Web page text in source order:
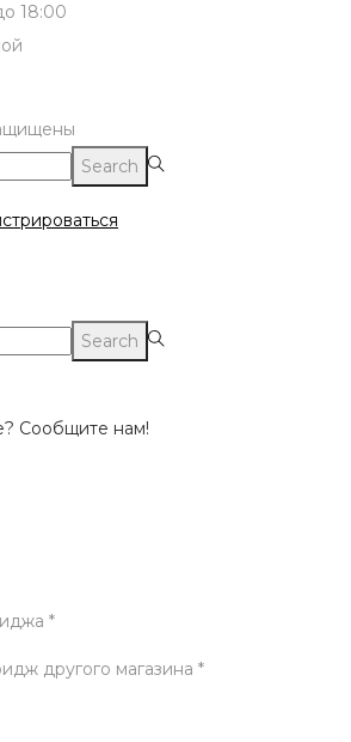
18:00
Search
Search
Сообщите нам!
*
другого магазина *